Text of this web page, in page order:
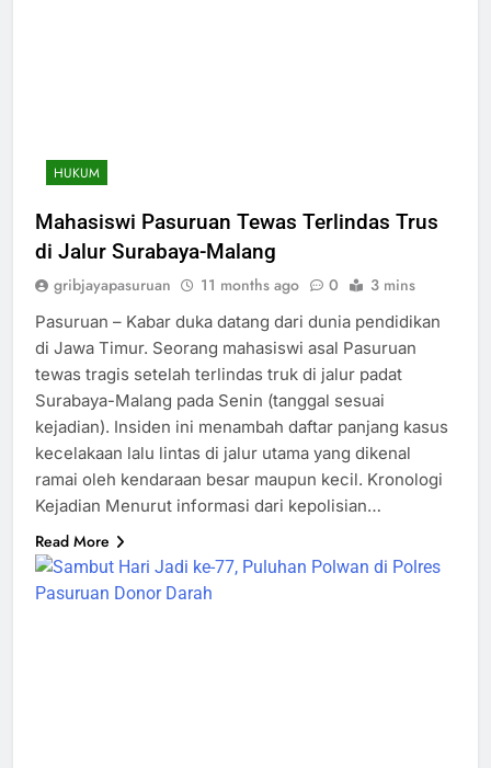
HUKUM
Mahasiswi Pasuruan Tewas Terlindas Trus
di Jalur Surabaya-Malang
gribjayapasuruan 11 months ago 0 3 mins
Pasuruan – Kabar duka datang dari dunia pendidikan
di Jawa Timur. Seorang mahasiswi asal Pasuruan
tewas tragis setelah terlindas truk di jalur padat
Surabaya-Malang pada Senin (tanggal sesuai
kejadian). Insiden ini menambah daftar panjang kasus
kecelakaan lalu lintas di jalur utama yang dikenal
ramai oleh kendaraan besar maupun kecil. Kronologi
Kejadian Menurut informasi dari kepolisian…
Read More